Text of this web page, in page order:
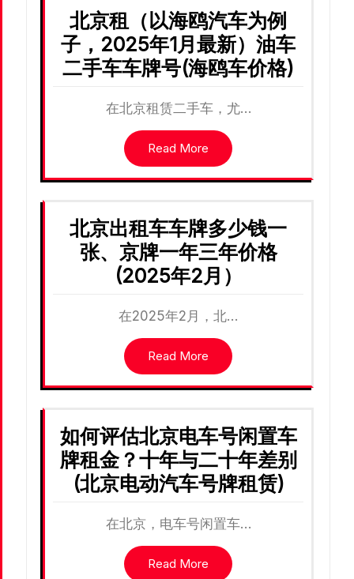
北京租（以海鸥汽车为例
子，2025年1月最新）油车
二手车车牌号(海鸥车价格)
在北京租赁二手车，尤…
Read More
北京出租车车牌多少钱一
张、京牌一年三年价格
(2025年2月）
在2025年2月，北…
Read More
如何评估北京电车号闲置车
牌租金？十年与二十年差别
(北京电动汽车号牌租赁)
在北京，电车号闲置车…
Read More